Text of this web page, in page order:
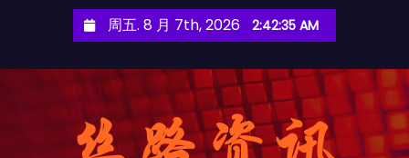
周五. 8 月 7th, 2026 2:42:36 AM